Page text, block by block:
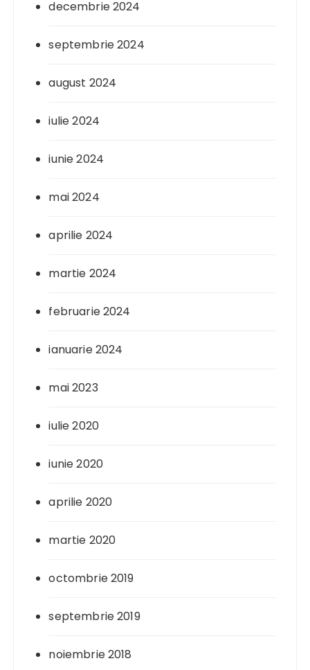
decembrie 2024
septembrie 2024
august 2024
iulie 2024
iunie 2024
mai 2024
aprilie 2024
martie 2024
februarie 2024
ianuarie 2024
mai 2023
iulie 2020
iunie 2020
aprilie 2020
martie 2020
octombrie 2019
septembrie 2019
noiembrie 2018